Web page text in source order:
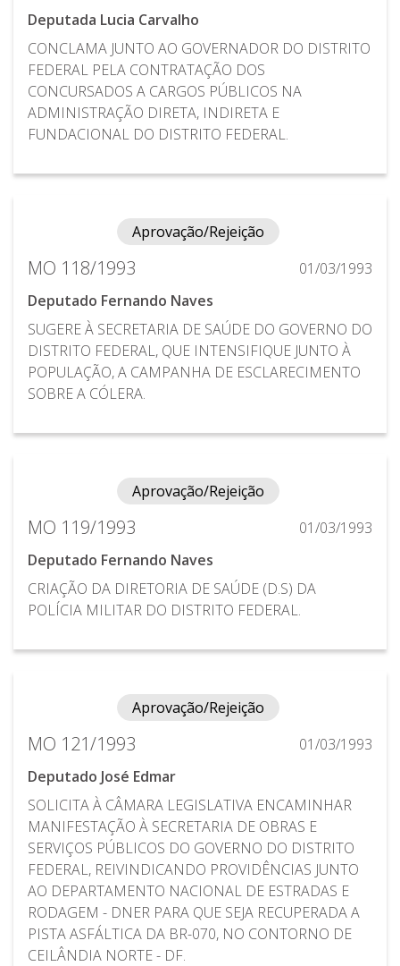
Deputada Lucia Carvalho
CONCLAMA JUNTO AO GOVERNADOR DO DISTRITO
FEDERAL PELA CONTRATAÇÃO DOS
CONCURSADOS A CARGOS PÚBLICOS NA
ADMINISTRAÇÃO DIRETA, INDIRETA E
FUNDACIONAL DO DISTRITO FEDERAL.
Aprovação/Rejeição
MO 118/1993
01/03/1993
Deputado Fernando Naves
SUGERE À SECRETARIA DE SAÚDE DO GOVERNO DO
DISTRITO FEDERAL, QUE INTENSIFIQUE JUNTO À
POPULAÇÃO, A CAMPANHA DE ESCLARECIMENTO
SOBRE A CÓLERA.
Aprovação/Rejeição
MO 119/1993
01/03/1993
Deputado Fernando Naves
CRIAÇÃO DA DIRETORIA DE SAÚDE (D.S) DA
POLÍCIA MILITAR DO DISTRITO FEDERAL.
Aprovação/Rejeição
MO 121/1993
01/03/1993
Deputado José Edmar
SOLICITA À CÂMARA LEGISLATIVA ENCAMINHAR
MANIFESTAÇÃO À SECRETARIA DE OBRAS E
SERVIÇOS PÚBLICOS DO GOVERNO DO DISTRITO
FEDERAL, REIVINDICANDO PROVIDÊNCIAS JUNTO
AO DEPARTAMENTO NACIONAL DE ESTRADAS E
RODAGEM - DNER PARA QUE SEJA RECUPERADA A
PISTA ASFÁLTICA DA BR-070, NO CONTORNO DE
CEILÂNDIA NORTE - DF.